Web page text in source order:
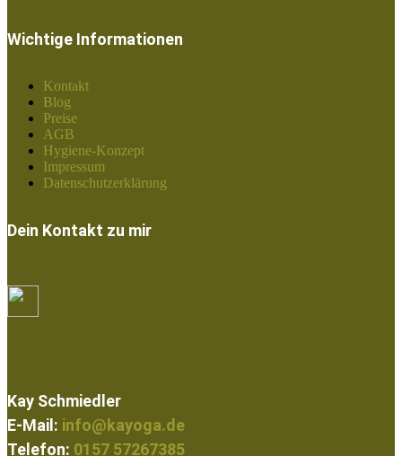
Wichtige Informationen
Kontakt
Blog
Preise
AGB
Hygiene-Konzept
Impressum
Datenschutzerklärung
Dein Kontakt zu mir
Kay Schmiedler
E-Mail: info@kayoga.de
Telefon: 0157 57267385